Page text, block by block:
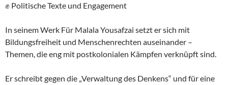
✊ Politische Texte und Engagement
In seinem Werk Für Malala Yousafzai setzt er sich mit
Bildungsfreiheit und Menschenrechten auseinander –
Themen, die eng mit postkolonialen Kämpfen verknüpft sind.
Er schreibt gegen die „Verwaltung des Denkens“ und für eine